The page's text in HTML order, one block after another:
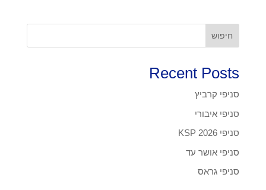
חיפוש
Recent Posts
סניפי קרביץ
סניפי איבורי
סניפי KSP 2026
סניפי אושר עד
סניפי גראס